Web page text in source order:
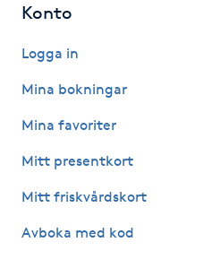
Hudföryngring
Huduppstramning
Hyaluronsyra
Konto
Logga in
Mina bokningar
Mina favoriter
Mitt presentkort
Mitt friskvårdskort
Avboka med kod